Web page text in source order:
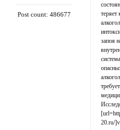
Post count: 486677
теряет
запоя
20.ru/